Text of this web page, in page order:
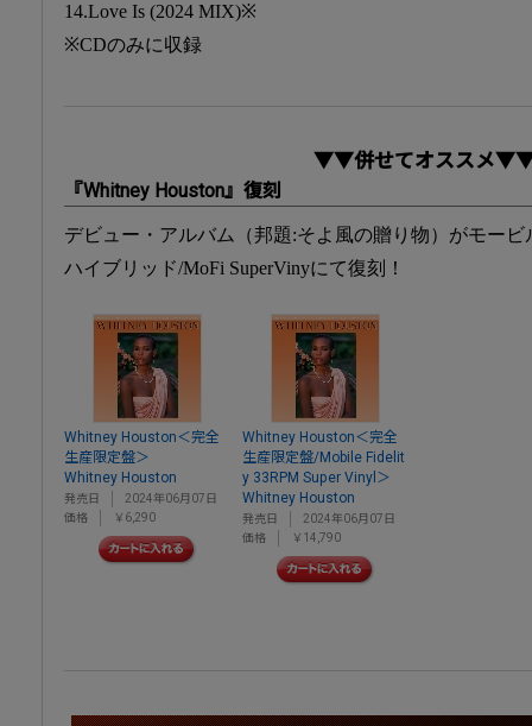
14.Love Is (2024 MIX)※
※CDのみに収録
▼▼併せてオススメ
『Whitney Houston』復刻
デビュー・アルバム（邦題:そよ風の贈り物）がモー
ハイブリッド/MoFi SuperVinyにて復刻！
Whitney Houston＜完全
生産限定盤＞
Whitney Houston
発売日
2024年06月07日
価格
￥6,290
Whitney Houston＜完全
生産限定盤/Mobile Fidelit
y 33RPM Super Vinyl＞
Whitney Houston
発売日
2024年06月07日
価格
￥14,790